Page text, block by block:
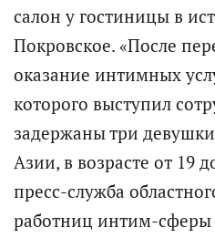
салон у гостиницы в
Покровское. «После
оказание интимных
которого выступил
задержаны три
Азии, в возрасте от 19
пресс-служба
работниц интим-